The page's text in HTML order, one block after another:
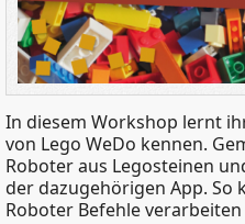
In diesem Workshop lernt
von Lego WeDo kennen.
Roboter aus Legosteinen
der dazugehörigen App. So
Roboter Befehle